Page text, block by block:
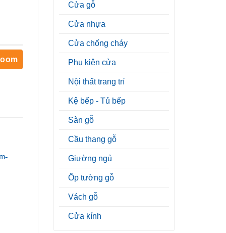
Cửa gỗ
Cửa nhựa
Cửa chống cháy
Phụ kiện cửa
Nội thất trang trí
Kệ bếp - Tủ bếp
Sàn gỗ
Cầu thang gỗ
Giường ngủ
Ốp tường gỗ
Vách gỗ
Cửa kính